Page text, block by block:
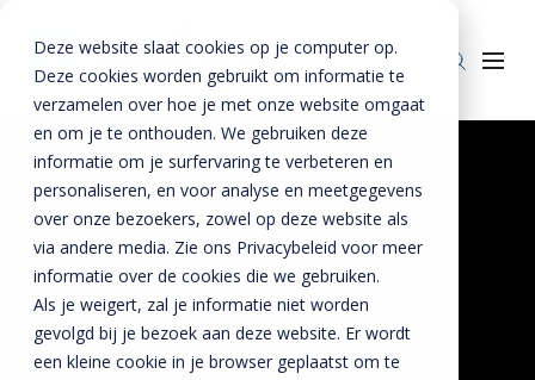
Deze website slaat cookies op je computer op.
Deze cookies worden gebruikt om informatie te
verzamelen over hoe je met onze website omgaat
en om je te onthouden. We gebruiken deze
informatie om je surfervaring te verbeteren en
personaliseren, en voor analyse en meetgegevens
over onze bezoekers, zowel op deze website als
via andere media. Zie ons Privacybeleid voor meer
informatie over de cookies die we gebruiken.
Als je weigert, zal je informatie niet worden
gevolgd bij je bezoek aan deze website. Er wordt
een kleine cookie in je browser geplaatst om te
Producten
Beton
Betonproducten
Lateien
Spekbanden
Producten voor kant-en-klaar gevels
Lateien
Staal
Staalproducten
Lateien
BTE Groep
Onze verhalen
Over ons
Home» Werkenbijvebo
Werken aan een
duurzame
toekomst in de